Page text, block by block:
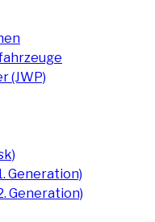
(JWP)
Generation)
Generation)